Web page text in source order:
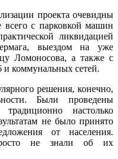
проекта очевидны
с парковкой машин
ликвидацией
выездом на уже
Ломоносова, а также с
коммунальных сетей.
решения, конечно,
Были проведены
настолько
не было принято
от населения.
не знали об их